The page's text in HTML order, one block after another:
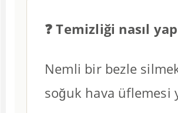
❓ Temizliği nasıl
Nemli bir bezle
soğuk hava üflemesi